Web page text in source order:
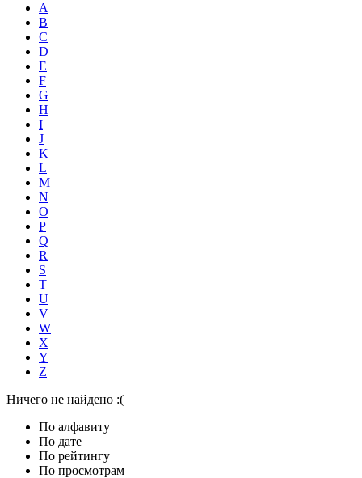
A
B
C
D
E
F
G
H
I
J
K
L
M
N
O
P
Q
R
S
T
U
V
W
X
Y
Z
Ничего не найдено :(
По алфавиту
По дате
По рейтингу
По просмотрам